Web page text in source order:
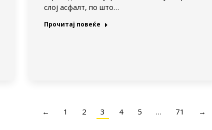
слој асфалт, по што…
Прочитај повеќе
← 1 2 3 4 5 … 71 →